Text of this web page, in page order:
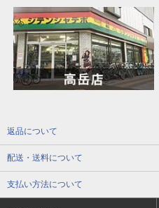
返品について
配送・送料について
支払い方法について